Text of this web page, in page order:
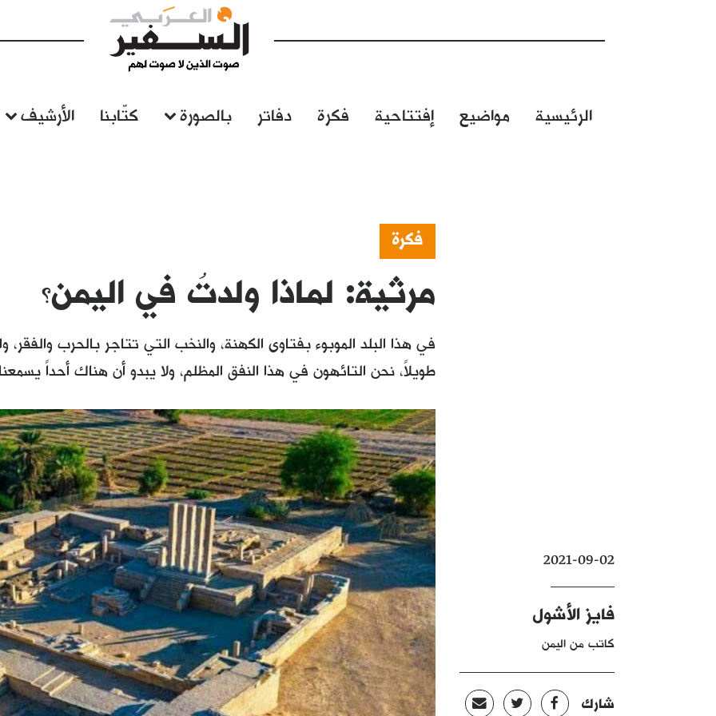
الرئيسية مواضيع إفتتاحية فكرة دفاتر بالصورة كتّابنا الأرشيف
فكرة
مرثية: لماذا ولدتُ في اليمن؟
في هذا البلد الموبوء بفتاوى الكهنة، والنخب التي تتاجر بالحرب
طويلاً، نحن التائهون في هذا النفق المظلم، ولا يبدو أن هناك أحداً
2021-09-02
فايز الأشول
كاتب من اليمن
شارك